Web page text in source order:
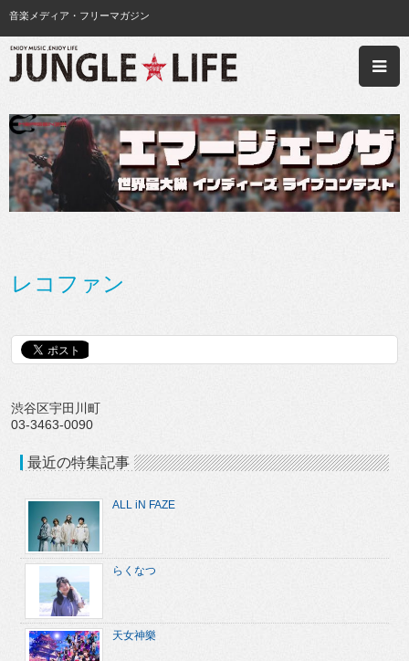
音楽メディア・フリーマガジン
レコファン
渋谷区宇田川町
03-3463-0090
最近の特集記事
ALL iN FAZE
らくなつ
天女神樂